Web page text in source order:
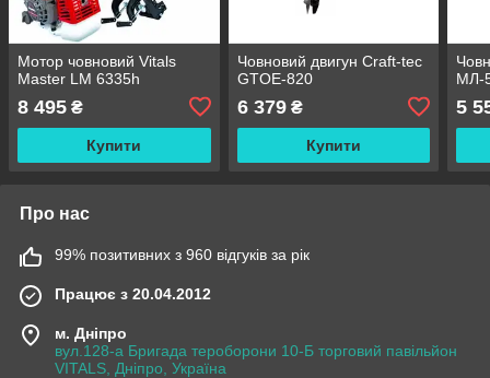
Мотор човновий Vitals
Master LM 6335h
8 495 ₴
Купити
Човновий двигун Craft-tec
GTOE-820
6 379₴
Купити
МЛ-
5
Про нас
99% позитивних з 960 відгуків за рік
Працює з 20.04.2012
м. Дніпро
вул.128-а Бригада тероборони 10-Б торговий павільйон
VITALS, Дніпро, Україна